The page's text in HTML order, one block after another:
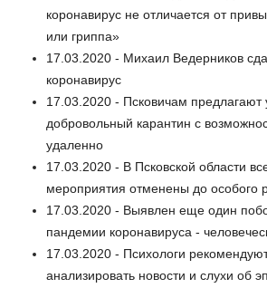
коронавирус не отличается от
или гриппа»
17.03.2020 - Михаил Ведерников
коронавирус
17.03.2020 - Псковичам предлагают
добровольный карантин с
удаленно
17.03.2020 - В Псковской области
мероприятия отменены до особого
17.03.2020 - Выявлен еще один
пандемии коронавируса -
17.03.2020 - Психологи
анализировать новости и слухи об